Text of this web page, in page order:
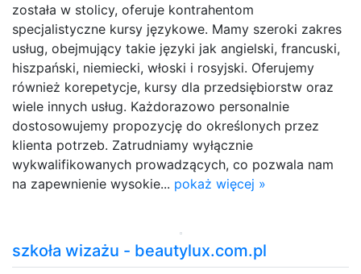
została w stolicy, oferuje kontrahentom
specjalistyczne kursy językowe. Mamy szeroki zakres
usług, obejmujący takie języki jak angielski, francuski,
hiszpański, niemiecki, włoski i rosyjski. Oferujemy
również korepetycje, kursy dla przedsiębiorstw oraz
wiele innych usług. Każdorazowo personalnie
dostosowujemy propozycję do określonych przez
klienta potrzeb. Zatrudniamy wyłącznie
wykwalifikowanych prowadzących, co pozwala nam
na zapewnienie wysokie... pokaż więcej »
szkoła wizażu - beautylux.com.pl